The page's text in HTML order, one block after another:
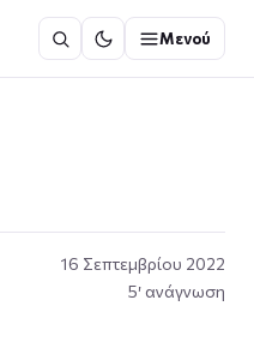
Μενού
16 Σεπτεμβρίου 2022
5′ ανάγνωση